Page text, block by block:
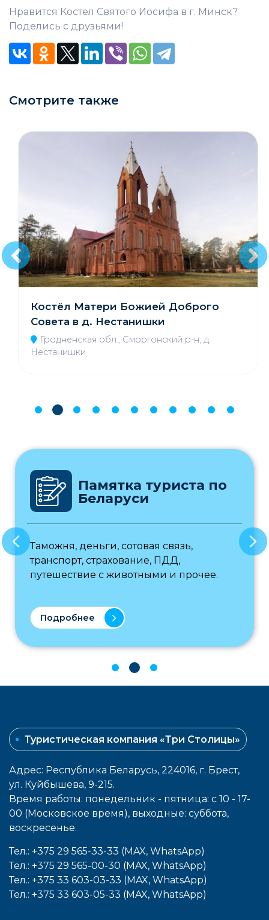
Нравится Костел Святого Иосифа в г. Минск?
Поделись с друзьями!
Смотрите также
Костёл Матери Божией Доброго
Совета в д. Нестанишки
Гродненская обл., Сморгонский р-н, д.
Нестанишки
Памятка туриста по
Беларуси
Таможня, деньги, сотовая связь,
транспорт, страхование, ПДД,
путешествие с животными и прочее.
Подробнее
Туристическая компания «Три Столицы»
Адрес: Республика Беларусь, 224016, г. Брест,
ул. Куйбышева, 9-215.
Время работы: понедельник - пятница: с 10 - 17-
00 (Московское время), выходные: cуббота,
воcкресенье.
Тел.: +375 29 565-33-33 (MAX, WhatsApp)
Тел.: +375 29 565-00-30 (MAX, WhatsApp)
Тел.: +375 33 603-03-33 (MAX, WhatsApp)
Тел.: +375 33 603-05-33 (MAX, WhatsApp)